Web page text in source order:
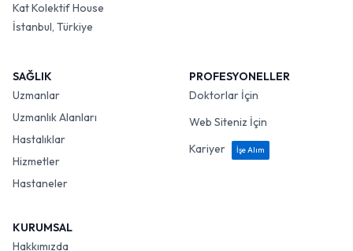
Kat Kolektif House
İstanbul, Türkiye
SAĞLIK
Uzmanlar
Uzmanlık Alanları
Hastalıklar
Hizmetler
Hastaneler
PROFESYONELLER
Doktorlar İçin
Web Siteniz İçin
Kariyer
İşe Alım
KURUMSAL
Hakkımızda